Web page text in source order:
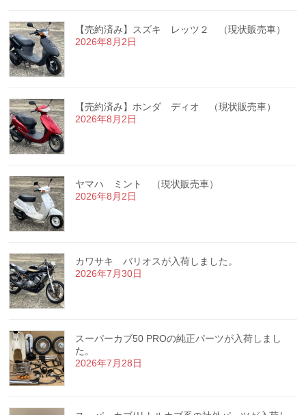
【売約済み】スズキ レッツ２ （現状販売車）
2026年8月2日
【売約済み】ホンダ ディオ （現状販売車）
2026年8月2日
ヤマハ ミント （現状販売車）
2026年8月2日
カワサキ バリオスが入荷しました。
2026年7月30日
スーパーカブ50 PROの純正パーツが入荷しまし
た。
2026年7月28日